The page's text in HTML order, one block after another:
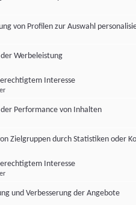
von Profilen zur Auswahl
Werbeleistung
Interesse
der Performance von Inhalten
Zielgruppen durch Statistiken oder
Interesse
und Verbesserung der Angebote